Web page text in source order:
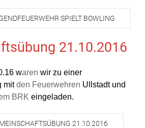
SPIELT BOWLING
21.10.2016
waren wir zu einer
mitden Feuerwehren Ullstadt und
BRK eingeladen.
21.10.2016